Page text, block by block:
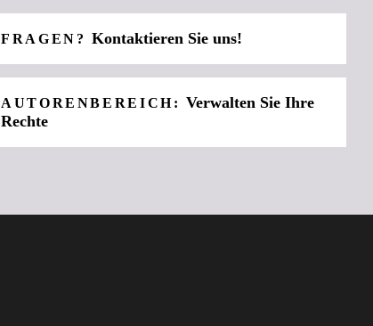
FRAGEN?Kontaktieren Sie uns!
AUTORENBEREICH:Verwalten Sie Ihre
Rechte